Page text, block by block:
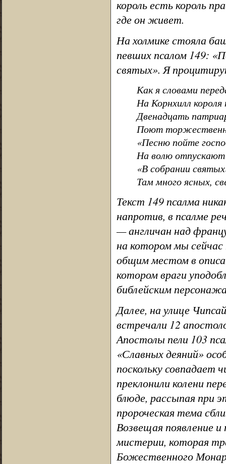
король есть король
где он живет.
На холмике стояла
певших псалом 149:
святых». Я
Как я словами
На Корнхилл короля
Двенадцать
Поют
«Песню пойте
На волю
«В собрании
Там много ясных,
Текст 149 псалма
напротив, в псалме
— англичан над
на котором мы сейчас
общим местом в
котором враги
библейским
Далее, на улице
встречали 12
Апостолы пели 103
«Славных деяний»
поскольку совпадает
преклонили колени
блюде, рассыпая при
пророческая тема
Возвещая появление
мистерии, которая
Божественного